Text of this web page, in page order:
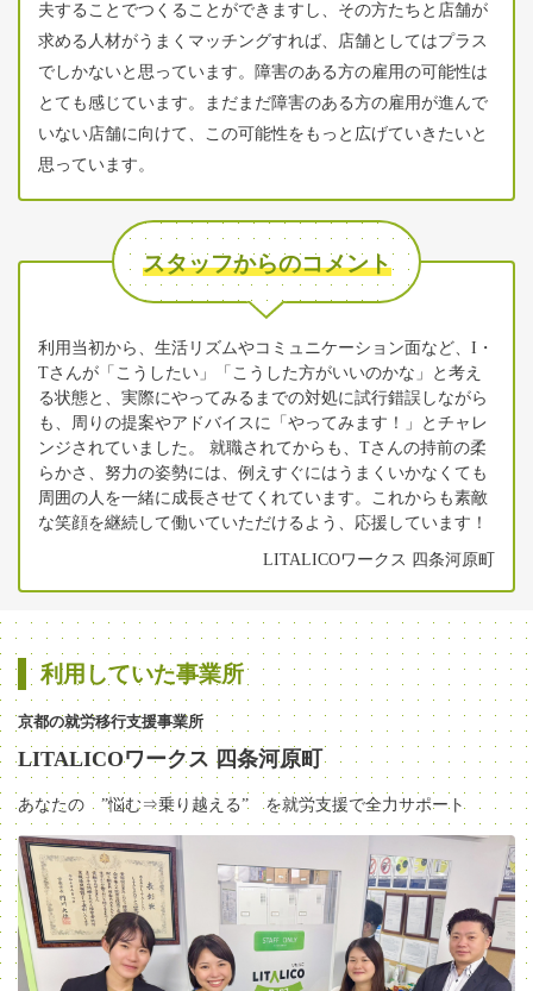
夫することでつくることができますし、その方たちと店舗が
求める人材がうまくマッチングすれば、店舗としてはプラス
でしかないと思っています。障害のある方の雇用の可能性は
とても感じています。まだまだ障害のある方の雇用が進んで
いない店舗に向けて、この可能性をもっと広げていきたいと
思っています。
スタッフからのコメント
利用当初から、生活リズムやコミュニケーション面など、I・
Tさんが「こうしたい」「こうした方がいいのかな」と考え
る状態と、実際にやってみるまでの対処に試行錯誤しながら
も、周りの提案やアドバイスに「やってみます！」とチャレ
ンジされていました。 就職されてからも、Tさんの持前の柔
らかさ、努力の姿勢には、例えすぐにはうまくいかなくても
周囲の人を一緒に成長させてくれています。これからも素敵
な笑顔を継続して働いていただけるよう、応援しています！
LITALICOワークス 四条河原町
利用していた事業所
京都の就労移行支援事業所
LITALICOワークス 四条河原町
あなたの ”悩む⇒乗り越える” を就労支援で全力サポート